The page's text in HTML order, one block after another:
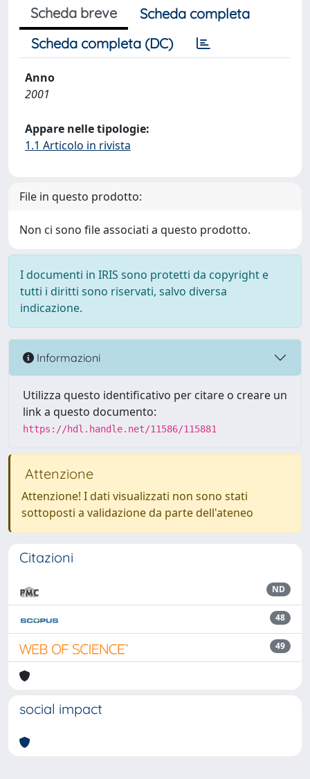
Scheda breve
Scheda completa
Scheda completa (DC)
Anno
2001
Appare nelle tipologie:
1.1 Articolo in rivista
File in questo prodotto:
Non ci sono file associati a questo prodotto.
I documenti in IRIS sono protetti da copyright e
tutti i diritti sono riservati, salvo diversa
indicazione.
Informazioni
Utilizza questo identificativo per citare o creare un
link a questo documento:
https://hdl.handle.net/11586/115881
Attenzione
Attenzione! I dati visualizzati non sono stati
sottoposti a validazione da parte dell'ateneo
Citazioni
ND
48
49
social impact